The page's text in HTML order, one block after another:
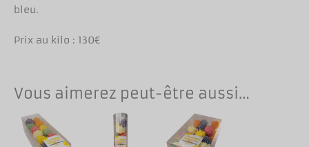
bleu.
Prix au kilo : 130€
Vous aimerez peut-être aussi…